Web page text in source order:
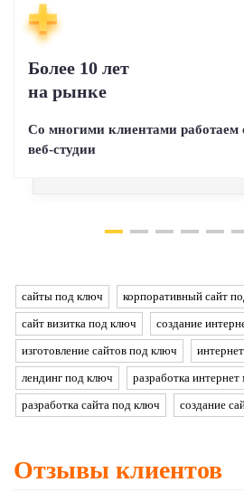
Более 10 лет
на рынке
Со многими клиентами работаем
веб-студии
сайты под ключ
корпоративный сайт
сайт визитка под ключ
создание
изготовление сайтов под ключ
лендинг под ключ
разработка
разработка сайта под ключ
создание
Отзывы клиентов